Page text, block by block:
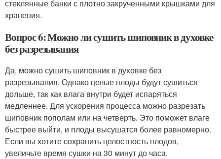
стеклянные банки с плотно закрученными крышками для
хранения.
Вопрос 6: Можно ли сушить шиповник в духовке
без разрезывания
Да, можно сушить шиповник в духовке без
разрезывания. Однако целые плоды будут сушиться
дольше, так как влага внутри будет испаряться
медленнее. Для ускорения процесса можно разрезать
шиповник пополам или на четверть. Это поможет влаге
быстрее выйти, и плоды высушатся более равномерно.
Если вы хотите сохранить целостность плодов,
увеличьте время сушки на 30 минут до часа.